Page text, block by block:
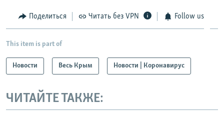
Поделиться Читать без VPN Follow us
This item is part of
Новости Весь Крым Новости | Коронавирус
ЧИТАЙТЕ ТАКЖЕ: